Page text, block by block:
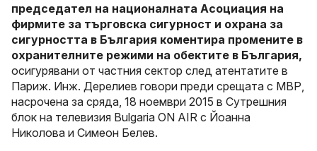
председател на националната Асоциация на
фирмите за търговска сигурност и охрана за
сигурността в България коментира промените в
охранителните режими на обектите в България,
осигурявани от частния сектор след атентатите в
Париж. Инж. Дерелиев говори преди срещата с МВР,
насрочена за сряда, 18 ноември 2015 в Сутрешния
блок на телевизия Bulgaria ON AIR с Йоанна
Николова и Симеон Белев.